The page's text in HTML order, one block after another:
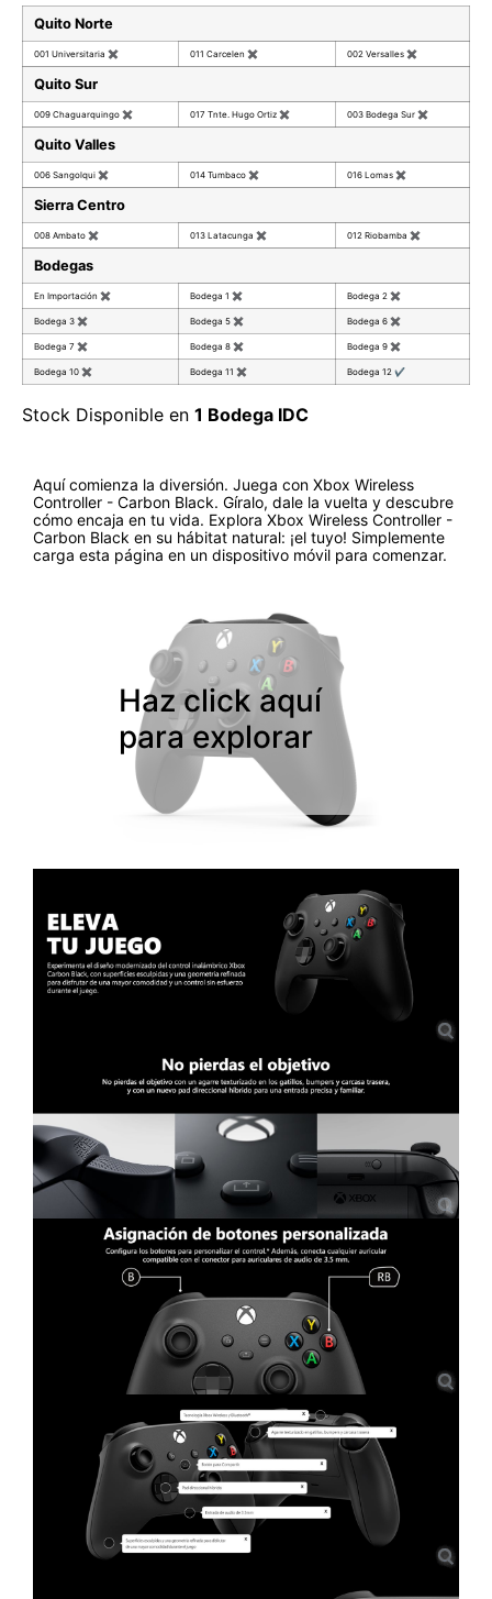
Quito Norte
001 Universitaria ✖ 011 Carcelen ✖ 002 Versalles ✖
Quito Sur
009 Chaguarquingo ✖ 017 Tnte. Hugo Ortiz ✖ 003 Bodega Sur ✖
Quito Valles
006 Sangolqui ✖ 014 Tumbaco ✖ 016 Lomas ✖
Sierra Centro
008 Ambato ✖ 013 Latacunga ✖ 012 Riobamba ✖
Bodegas
En Importación ✖ Bodega 1 ✖ Bodega 2 ✖
Bodega 3 ✖ Bodega 5 ✖ Bodega 6 ✖
Bodega 7 ✖ Bodega 8 ✖ Bodega 9 ✖
Bodega 10 ✖ Bodega 11 ✖ Bodega 12 ✔
Stock Disponible en 1 Bodega IDC
Aquí comienza la diversión. Juega con Xbox Wireless
Controller - Carbon Black. Gíralo, dale la vuelta y descubre
cómo encaja en tu vida. Explora Xbox Wireless Controller -
Carbon Black en su hábitat natural: ¡el tuyo! Simplemente
carga esta página en un dispositivo móvil para comenzar.
Haz click aquí
para explorar